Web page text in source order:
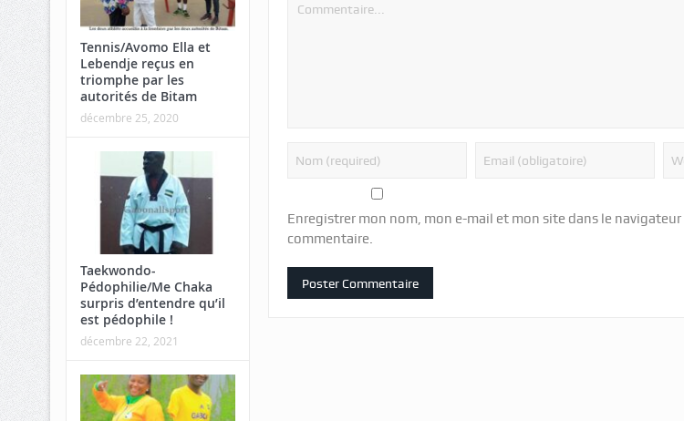
Enregistrer mon nom, mon e-mail et mon site dans le
commentaire.
Tennis/Avomo Ella et
Lebendje reçus en
triomphe par les
autorités de Bitam
décembre 25, 2020
Taekwondo-
Pédophilie/Me Chaka
surpris d’entendre qu’il
est pédophile !
décembre 22, 2021